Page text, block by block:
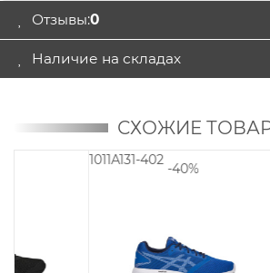
Отзывы:0
Наличие на складах
СХОЖИЕ
-40%
H7W0N-